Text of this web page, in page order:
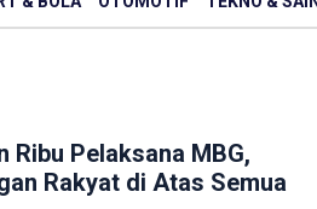
Ribu Pelaksana MBG,
Rakyat di Atas Semua